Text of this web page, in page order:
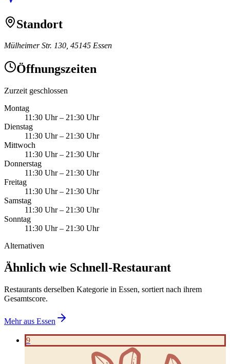
Standort
Mülheimer Str. 130, 45145 Essen
Öffnungszeiten
Zurzeit geschlossen
Montag
11:30 Uhr– 21:30 Uhr
Dienstag
11:30 Uhr– 21:30 Uhr
Mittwoch
11:30 Uhr– 21:30 Uhr
Donnerstag
11:30 Uhr– 21:30 Uhr
Freitag
11:30 Uhr– 21:30 Uhr
Samstag
11:30 Uhr– 21:30 Uhr
Sonntag
11:30 Uhr– 21:30 Uhr
Alternativen
Ähnlich wie Schnell-Restaurant
Restaurants derselben Kategorie in Essen, sortiert nach ihrem
Gesamtscore.
Mehr aus Essen
9